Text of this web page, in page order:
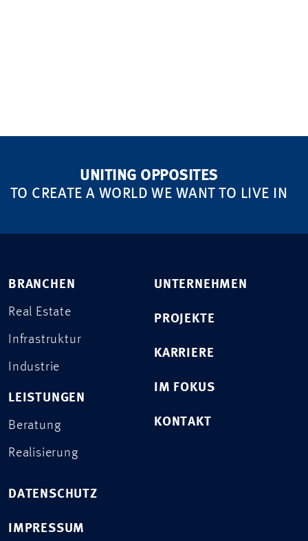
UNITING OPPOSITES
TO CREATE A WORLD WE WANT TO LIVE IN
BRANCHEN
Real Estate
Infrastruktur
Industrie
LEISTUNGEN
Beratung
Realisierung
UNTERNEHMEN
PROJEKTE
KARRIERE
IM FOKUS
KONTAKT
DATENSCHUTZ
IMPRESSUM